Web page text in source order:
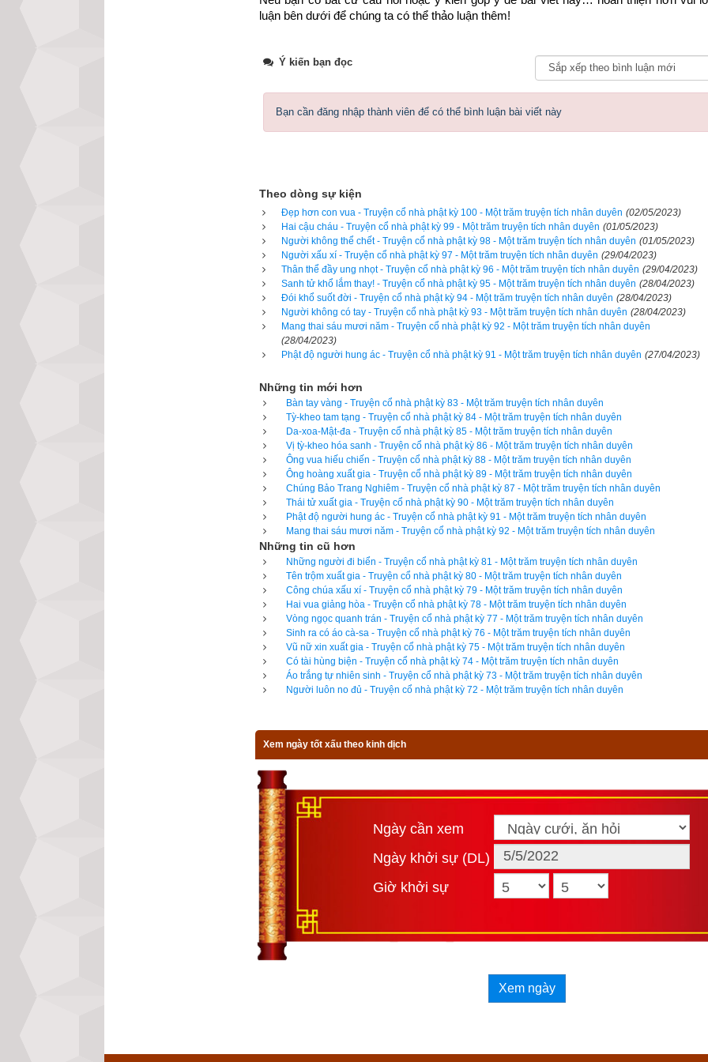
Lúc ấy, Phật ở thành Xá-vệ, trong vườn Kỳ thọ Cấp Cô Độc. Trong thành có một
có, chọn được người vợ cũng thuộc dòng hào tộc, chung sống cùng nhau ấm êm, hòa
Không bao lâu người vợ có thai, rồi sinh được một bé trai xinh đẹp, kháu khỉnh. Khi
tấm y kết bằng hoa Tu-mạn bao quanh người, mùi hoa thơm bay ngào ngạt. Cha mẹ
liền mời thầy đến xem tướng cho con. Nhân vì có tấm y bằng hoa Tu-mạn bao quanh
là Tu-mạn-na.
Khi trẻ lớn lên, tánh tình hiền hòa, hiếu thuận. Tấm y bao quanh thân cũng tự nhiên
đều là người tin sâu Tam bảo, nên mang con đến nhờ trưởng lão A-na-luật dạy dỗ,
A-na-luật dạy cho ngồi thiền, tu tập, chẳng bao lâu đắc quả A-La-hán, đủ Ba trí
thông, Tám môn giải thoát, khắp cõi trời người ai gặp cũng đều kính trọng, ngưỡng mộ.
Khi ấy, trưởng lão A-na-luật gọi sa-di ấy mà dạy rằng: “Ngươi đến bờ sông Bạt-đề
nước sạch.” Vị sa-di ấy vâng lời, đi đến bớ sông lấy một bình nước đầy, ném lên
mình bay theo mà về chỗ ngài A-na-luật.
Chư tỳ-kheo thấy việc như vậy, thưa hỏi Phật rằng: “Bạch Thế Tôn! Vị sa-di Tu-
trồng những căn lành gì mà được sinh vào nhà giàu sang, có tấm y kết bằng hoa
thân, lại được gặp Phật mà xuất gia đắc đạo?”
Phật bảo chư tỳ-kheo: “Các ngươi hãy chú tâm lắng nghe, ta sẽ vì các ngươi mà
Về thuở quá khứ cách đây chín mươi mốt kiếp, xứ Ba-la-nại có vị Phật ra đời hiệu
Bấy giờ có vị vua tên là Phạm-ma-đạt-đa, thu gom xá-lỵ Phật rồi dựng bốn tòa tháp
cúng dường. Bấy giờ có một cậu bé nhìn thấy tháp Phật lòng sinh tín kính, liền xuất
tập mãi cho đến lúc tóc bạc da nhăn mà chẳng có sự chứng đắc gì. Trong lòng hổ
mình chưa được nhất tâm trong việc tu tập, mới mua thật nhiều hoa Tu-mạn kết lại
tháp Phật để cúng dường, lễ lạy sám hối.
“Nhờ công đức ấy, trải qua chín mươi mốt kiếp đều không đọa vào các chốn địa
quỷ, trong cõi trời người khi sinh ra đều có tấm y kết bằng hoa Tu-mạn bao quanh
nhiều sự khoái lạc, vui thú, cho đến nay được gặp Phật, xuất gia đắc đạo.”
Các vị tỳ-kheo nghe Phật thuyết nhân duyên này xong thảy đều vui mừng tin nhận.
Để đọc online trọn bộ Sách Một trăm truyện tích nhân duyên kích vào
. Hãy
cách truy cập lịch vạn niên trên xemvm.com. Lịch vạn niên của chúng tôi không chỉ
lịch can chi , lịch tiết khí
ngày theo Đổng Công tuyển nhật (12 trực), Bành Tổ kỵ nhật, xem ngày xuất hành
luận bên dưới để chúng ta có thể thảo luận thêm!
Ý kiến bạn đọc
Bạn cần đăng nhập thành viên để có thể bình luận bài viết này
Theo dòng sự kiện
Đẹp hơn con vua - Truyện cổ nhà phật kỳ 100 - Một trăm truyện tích nhân duyên (02/05/2023)
Hai cậu cháu - Truyện cổ nhà phật kỳ 99 - Một trăm truyện tích nhân duyên (01/05/2023)
Người không thể chết - Truyện cổ nhà phật kỳ 98 - Một trăm truyện tích nhân duyên (01/05/2023)
Người xấu xí - Truyện cổ nhà phật kỳ 97 - Một trăm truyện tích nhân duyên (29/04/2023)
Thân thể đầy ung nhọt - Truyện cổ nhà phật kỳ 96 - Một trăm truyện tích nhân duyên (29/04/2023)
Sanh tử khổ lắm thay! - Truyện cổ nhà phật kỳ 95 - Một trăm truyện tích nhân duyên (28/04/2023)
Đói khổ suốt đời - Truyện cổ nhà phật kỳ 94 - Một trăm truyện tích nhân duyên (28/04/2023)
Người không có tay - Truyện cổ nhà phật kỳ 93 - Một trăm truyện tích nhân duyên (28/04/2023)
Mang thai sáu mươi năm - Truyện cổ nhà phật kỳ 92 - Một trăm truyện tích nhân duyên
(28/04/2023)
Phật độ người hung ác - Truyện cổ nhà phật kỳ 91 - Một trăm truyện tích nhân duyên (27/04/2023)
Những tin mới hơn
Bàn tay vàng - Truyện cổ nhà phật kỳ 83 - Một trăm truyện tích nhân duyên
Tỳ-kheo tam tạng - Truyện cổ nhà phật kỳ 84 - Một trăm truyện tích nhân duyên
Da-xoa-Mật-đa - Truyện cổ nhà phật kỳ 85 - Một trăm truyện tích nhân duyên
Vị tỳ-kheo hóa sanh - Truyện cổ nhà phật kỳ 86 - Một trăm truyện tích nhân duyên
Ông vua hiếu chiến - Truyện cổ nhà phật kỳ 88 - Một trăm truyện tích nhân duyên
Ông hoàng xuất gia - Truyện cổ nhà phật kỳ 89 - Một trăm truyện tích nhân duyên
Chúng Bảo Trang Nghiêm - Truyện cổ nhà phật kỳ 87 - Một trăm truyện tích nhân duyên
Thái tử xuất gia - Truyện cổ nhà phật kỳ 90 - Một trăm truyện tích nhân duyên
Phật độ người hung ác - Truyện cổ nhà phật kỳ 91 - Một trăm truyện tích nhân duyên
Mang thai sáu mươi năm - Truyện cổ nhà phật kỳ 92 - Một trăm truyện tích nhân duyên
Những tin cũ hơn
Những người đi biển - Truyện cổ nhà phật kỳ 81 - Một trăm truyện tích nhân duyên
Tên trộm xuất gia - Truyện cổ nhà phật kỳ 80 - Một trăm truyện tích nhân duyên
Công chúa xấu xí - Truyện cổ nhà phật kỳ 79 - Một trăm truyện tích nhân duyên
Hai vua giảng hòa - Truyện cổ nhà phật kỳ 78 - Một trăm truyện tích nhân duyên
Vòng ngọc quanh trán - Truyện cổ nhà phật kỳ 77 - Một trăm truyện tích nhân duyên
Sinh ra có áo cà-sa - Truyện cổ nhà phật kỳ 76 - Một trăm truyện tích nhân duyên
Vũ nữ xin xuất gia - Truyện cổ nhà phật kỳ 75 - Một trăm truyện tích nhân duyên
Có tài hùng biện - Truyện cổ nhà phật kỳ 74 - Một trăm truyện tích nhân duyên
Áo trắng tự nhiên sinh - Truyện cổ nhà phật kỳ 73 - Một trăm truyện tích nhân duyên
Người luôn no đủ - Truyện cổ nhà phật kỳ 72 - Một trăm truyện tích nhân duyên
Xem ngày tốt xấu theo kinh dịch
Ngày cần xem
Ngày khởi sự (DL)
Giờ khởi sự
Xem ngày